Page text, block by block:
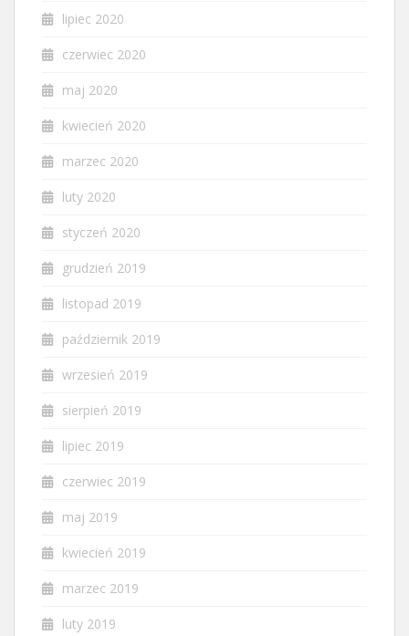
lipiec 2020
czerwiec 2020
maj 2020
kwiecień 2020
marzec 2020
luty 2020
styczeń 2020
grudzień 2019
listopad 2019
październik 2019
wrzesień 2019
sierpień 2019
lipiec 2019
czerwiec 2019
maj 2019
kwiecień 2019
marzec 2019
luty 2019